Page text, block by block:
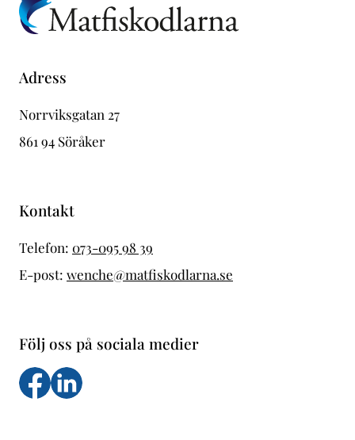
Adress
Norrviksgatan 27
861 94 Söråker
Kontakt
Telefon: 073-095 98 39
E-post: wenche@matfiskodlarna.se
Följ oss på sociala medier
Följ oss på facebook
Följs oss på LinkedIn